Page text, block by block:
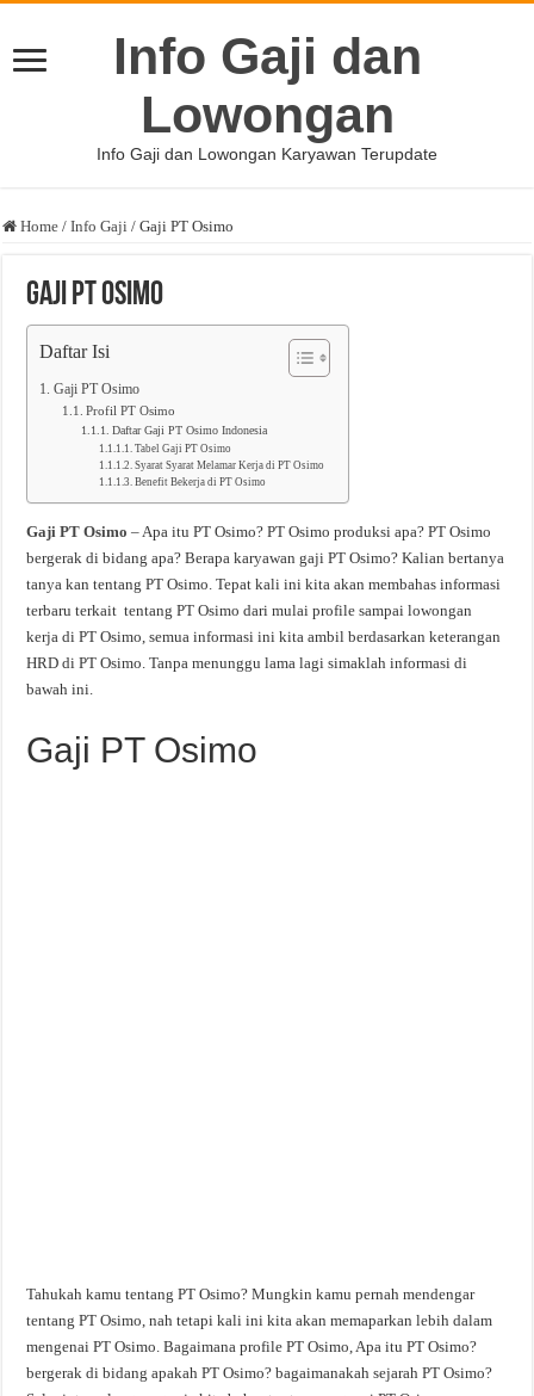
Info Gaji dan
Lowongan
Info Gaji dan Lowongan Karyawan Terupdate
Home / Info Gaji / Gaji PT Osimo
Gaji PT Osimo
Daftar Isi
Gaji PT Osimo
Profil PT Osimo
Daftar Gaji PT Osimo Indonesia
Tabel Gaji PT Osimo
Syarat Syarat Melamar Kerja di PT Osimo
Benefit Bekerja di PT Osimo
Gaji PT Osimo – Apa itu PT Osimo? PT Osimo produksi apa? PT Osimo
bergerak di bidang apa? Berapa karyawan gaji PT Osimo? Kalian bertanya
tanya kan tentang PT Osimo. Tepat kali ini kita akan membahas informasi
terbaru terkait tentang PT Osimo dari mulai profile sampai lowongan
kerja di PT Osimo, semua informasi ini kita ambil berdasarkan keterangan
HRD di PT Osimo. Tanpa menunggu lama lagi simaklah informasi di
bawah ini.
Gaji PT Osimo
Tahukah kamu tentang PT Osimo? Mungkin kamu pernah mendengar
tentang PT Osimo, nah tetapi kali ini kita akan memaparkan lebih dalam
mengenai PT Osimo. Bagaimana profile PT Osimo, Apa itu PT Osimo?
bergerak di bidang apakah PT Osimo? bagaimanakah sejarah PT Osimo?